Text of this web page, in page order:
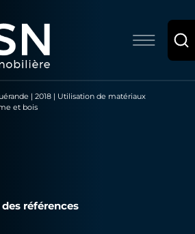
| 2018 | Utilisation de matériaux
et bois
références